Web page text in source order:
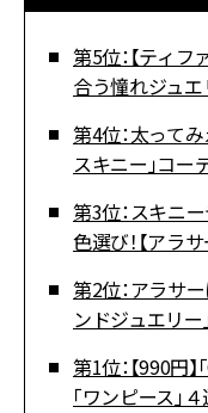
第5位：【ティフ
合う憧れジュエ
第4位：太って
スキニー」コー
第3位：スキニ
色選び！【アラ
第2位：アラサ
ンドジュエリー
第1位：【990円
「ワンピース」